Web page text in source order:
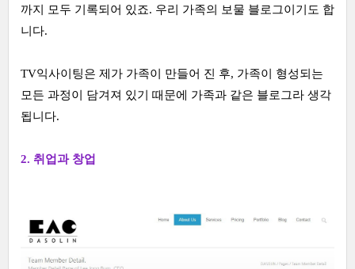
까지 모두 기록되어 있죠. 우리 가족의 보물 블로그이기도 합
니다.
TV익사이팅은 제가 가족이 만들어 진 후, 가족이 형성되는
모든 과정이 담겨져 있기 때문에 가족과 같은 블로그라 생각
됩니다.
2. 취업과 창업